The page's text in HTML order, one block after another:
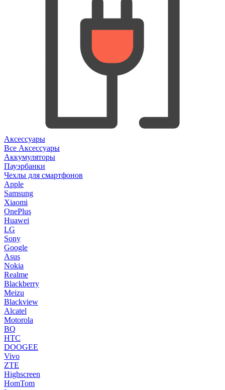
Аксессуары
Все Аксессуары
Аккумуляторы
Пауэрбанки
Чехлы для смартфонов
Apple
Samsung
Xiaomi
OnePlus
Huawei
LG
Sony
Google
Asus
Nokia
Realme
Blackberry
Meizu
Blackview
Alcatel
Motorola
BQ
HTC
DOOGEE
Vivo
ZTE
Highscreen
HomTom